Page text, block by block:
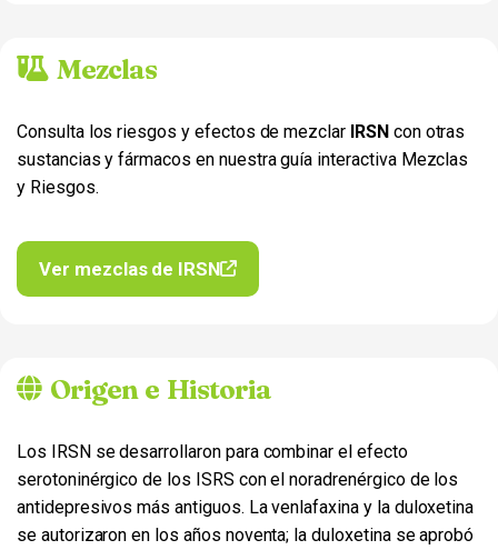
Mezclas
Consulta los riesgos y efectos de mezclar IRSNcon otras
sustancias y fármacos en nuestra guía interactiva Mezclas
y Riesgos.
Ver mezclas de IRSN
Origen e Historia
Los IRSN se desarrollaron para combinar el efecto
serotoninérgico de los ISRS con el noradrenérgico de los
antidepresivos más antiguos. La venlafaxina y la duloxetina
se autorizaron en los años noventa; la duloxetina se aprobó